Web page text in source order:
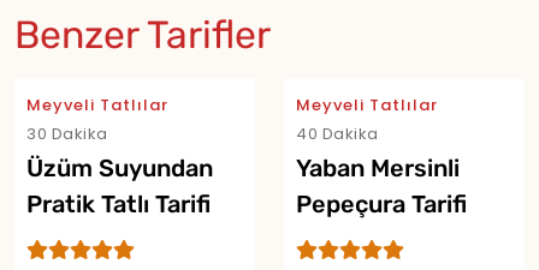
Benzer Tarifler
Meyveli Tatlılar
30 Dakika
Üzüm Suyundan
Pratik Tatlı Tarifi
Meyveli Tatlılar
40 Dakika
Yaban Mersinli
Pepeçura Tarifi